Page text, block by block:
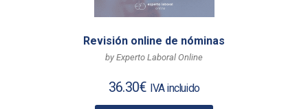
Revisión online de nóminas
by Experto Laboral Online
36.30€ IVA incluido